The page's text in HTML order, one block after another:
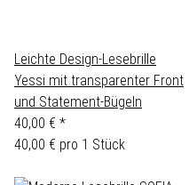
Leichte Design-Lesebrille
Yessi mit transparenter Front
und Statement-Bügeln
40,00 € *
40,00 € pro 1 Stück